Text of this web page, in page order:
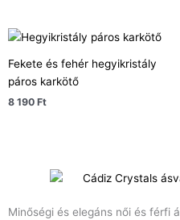
Fekete és fehér hegyikristály
páros karkötő
8 190 Ft
Minőségi és elegáns női és férfi